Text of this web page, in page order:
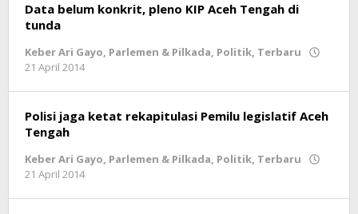
Data belum konkrit, pleno KIP Aceh Tengah di
tunda
Keber Ari Gayo, Parlemen & Pilkada, Politik, Terbaru
21 April 2014
Polisi jaga ketat rekapitulasi Pemilu legislatif Aceh
Tengah
Keber Ari Gayo, Parlemen & Pilkada, Politik, Terbaru
21 April 2014